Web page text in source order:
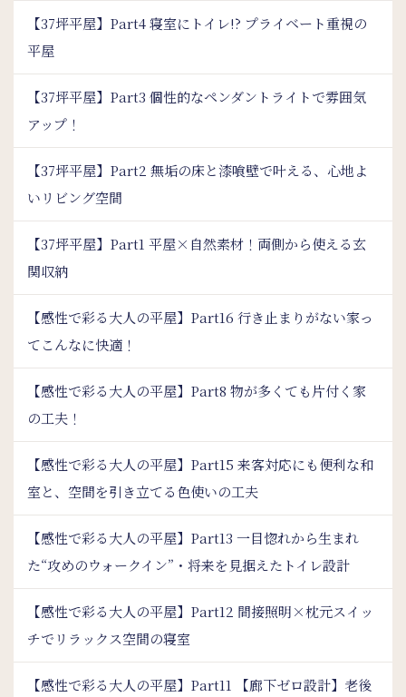
【37坪平屋】Part4 寝室にトイレ!? プライベート重視の
平屋
【37坪平屋】Part3 個性的なペンダントライトで雰囲気
アップ！
【37坪平屋】Part2 無垢の床と漆喰壁で叶える、心地よ
いリビング空間
【37坪平屋】Part1 平屋×自然素材！両側から使える玄
関収納
【感性で彩る大人の平屋】Part16 行き止まりがない家っ
てこんなに快適！
【感性で彩る大人の平屋】Part8 物が多くても片付く家
の工夫！
【感性で彩る大人の平屋】Part15 来客対応にも便利な和
室と、空間を引き立てる色使いの工夫
【感性で彩る大人の平屋】Part13 一目惚れから生まれ
た“攻めのウォークイン”・将来を見据えたトイレ設計
【感性で彩る大人の平屋】Part12 間接照明×枕元スイッ
チでリラックス空間の寝室
【感性で彩る大人の平屋】Part11 【廊下ゼロ設計】老後